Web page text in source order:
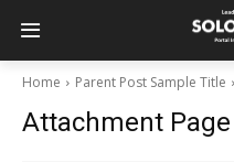
Home Parent Post Sample Title
Attachment